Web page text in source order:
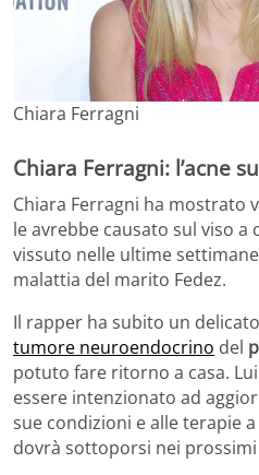
Chiara Ferragni
Chiara Ferragni: l’acne
Chiara Ferragni ha mostrato
le avrebbe causato sul viso a
vissuto nelle ultime
malattia del marito Fedez.
Il rapper ha subito un
tumore neuroendocrino del
potuto fare ritorno a casa.
essere intenzionato ad
sue condizioni e alle terapie
dovrà sottoporsi nei prossimi